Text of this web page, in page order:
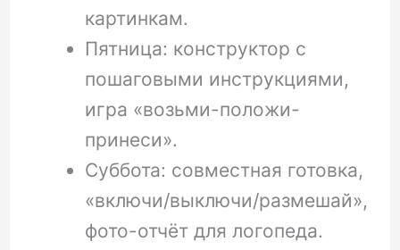
картинкам.
Пятница: конструктор с
пошаговыми инструкциями,
игра «возьми-положи-
принеси».
Суббота: совместная готовка,
«включи/выключи/размешай»,
фото-отчёт для логопеда.